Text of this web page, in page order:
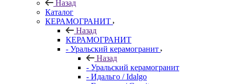
Назад
Каталог
КЕРАМОГРАНИТ
Назад
КЕРАМОГРАНИТ
- Уральский керамогранит
Назад
- Уральский керамогранит
- Идальго / Idalgo